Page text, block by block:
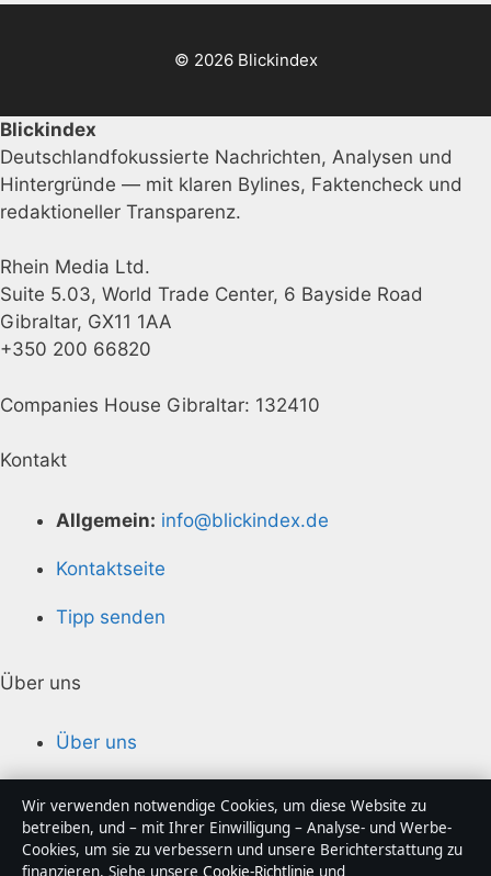
© 2026 Blickindex
Blickindex
Deutschlandfokussierte Nachrichten, Analysen und
Hintergründe — mit klaren Bylines, Faktencheck und
redaktioneller Transparenz.
Rhein Media Ltd.
Suite 5.03, World Trade Center, 6 Bayside Road
Gibraltar, GX11 1AA
+350 200 66820
Companies House Gibraltar: 132410
Kontakt
Allgemein: info@blickindex.de
Kontaktseite
Tipp senden
Über uns
Über uns
Unsere Geschichte
Wir verwenden notwendige Cookies, um diese Website zu
betreiben, und – mit Ihrer Einwilligung – Analyse- und Werbe-
Cookies, um sie zu verbessern und unsere Berichterstattung zu
finanzieren. Siehe unsere Cookie-Richtlinie und